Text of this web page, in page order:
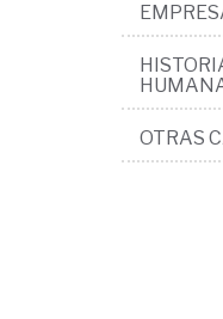
OTRAS